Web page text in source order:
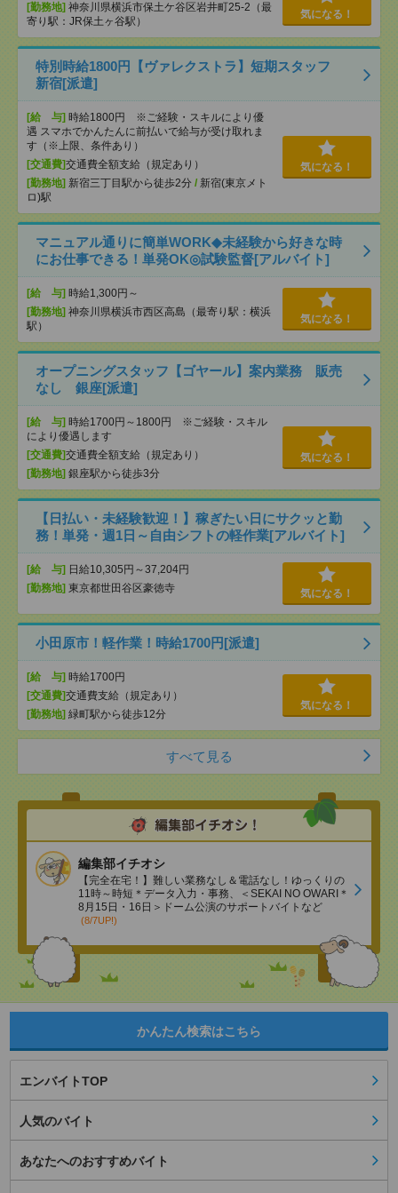
[勤務地] 神奈川県横浜市保土ケ谷区岩井町25-2（最
寄り駅：JR保土ヶ谷駅）
気になる！
特別時給1800円【ヴァレクストラ】短期スタッフ
新宿[派遣]
[給 与] 時給1800円 ※ご経験・スキルにより優
遇 スマホでかんたんに前払いで給与が受け取れま
す（※上限、条件あり）
[交通費]交通費全額支給（規定あり）
[勤務地] 新宿三丁目駅から徒歩2分 / 新宿(東京メト
ロ)駅
気になる！
マニュアル通りに簡単WORK◆未経験から好きな時
にお仕事できる！単発OK◎試験監督[アルバイト]
[給 与] 時給1,300円～
[勤務地] 神奈川県横浜市西区高島（最寄り駅：横浜
駅）
気になる！
オープニングスタッフ【ゴヤール】案内業務 販売
なし 銀座[派遣]
[給 与] 時給1700円～1800円 ※ご経験・スキル
により優遇します
[交通費]交通費全額支給（規定あり）
[勤務地] 銀座駅から徒歩3分
気になる！
【日払い・未経験歓迎！】稼ぎたい日にサクッと勤
務！単発・週1日～自由シフトの軽作業[アルバイト]
[給 与] 日給10,305円～37,204円
[勤務地] 東京都世田谷区豪徳寺 気になる！
小田原市！軽作業！時給1700円[派遣]
[給 与] 時給1700円
[交通費]交通費支給（規定あり）
[勤務地] 緑町駅から徒歩12分
気になる！
すべて見る
編集部イチオシ
【完全在宅！】難しい業務なし＆電話なし！ゆっくりの
11時～時短＊データ入力・事務、＜SEKAI NO OWARI＊
8月15日・16日＞ドーム公演のサポートバイトなど
(8/7UP!)
かんたん検索はこちら
エンバイトTOP
人気のバイト
あなたへのおすすめバイト